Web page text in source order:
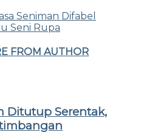
Seniman Difabel
Seni Rupa
FROM AUTHOR
Ditutup Serentak,